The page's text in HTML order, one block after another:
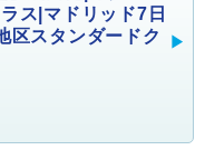
ス|マドリッド7日
区スタンダードク